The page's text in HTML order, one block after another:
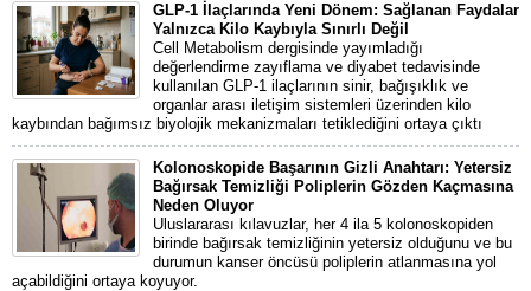
GLP-1 İlaçlarında Yeni Dönem: Sağlanan Faydalar
Yalnızca Kilo Kaybıyla Sınırlı Değil
Cell Metabolism dergisinde yayımladığı
değerlendirme zayıflama ve diyabet tedavisinde
kullanılan GLP-1 ilaçlarının sinir, bağışıklık ve
organlar arası iletişim sistemleri üzerinden kilo
kaybından bağımsız biyolojik mekanizmaları tetiklediğini ortaya çıktı
Kolonoskopide Başarının Gizli Anahtarı: Yetersiz
Bağırsak Temizliği Poliplerin Gözden Kaçmasına
Neden Oluyor
Uluslararası kılavuzlar, her 4 ila 5 kolonoskopiden
birinde bağırsak temizliğinin yetersiz olduğunu ve bu
durumun kanser öncüsü poliplerin atlanmasına yol
açabildiğini ortaya koyuyor.